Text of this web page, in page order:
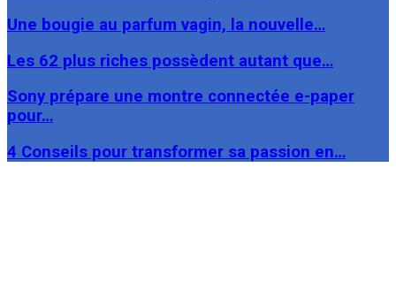
Une bougie au parfum vagin, la nouvelle…
Les 62 plus riches possèdent autant que…
Sony prépare une montre connectée e-paper
pour…
4 Conseils pour transformer sa passion en…